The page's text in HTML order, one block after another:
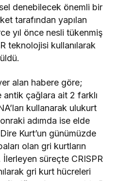
denebilecek önemli bir
tarafından yapılan
yıl önce nesli tükenmiş
teknolojisi kullanılarak
alan habere göre;
antik çağlara ait 2 farklı
kullanarak ulukurt
adımda ise elde
Kurt’un günümüzde
olan gri kurtların
İlerleyen süreçte CRISPR
gri kurt hücreleri